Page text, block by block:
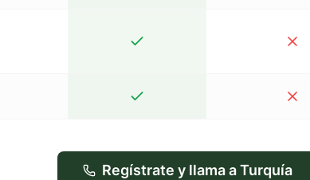
Regístrate y llama a Turquía